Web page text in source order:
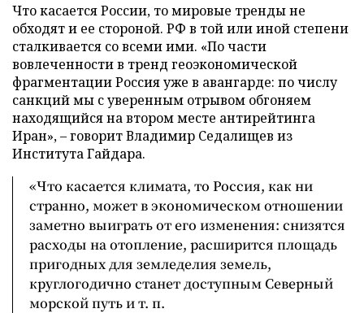
Что касается России, то мировые тренды не
обходят и ее стороной. РФ в той или иной степени
сталкивается со всеми ими. «По части
вовлеченности в тренд геоэкономической
фрагментации Россия уже в авангарде: по числу
санкций мы с уверенным отрывом обгоняем
находящийся на втором месте антирейтинга
Иран», – говорит Владимир Седалищев из
Института Гайдара.
«Что касается климата, то Россия, как ни
странно, может в экономическом отношении
заметно выиграть от его изменения: снизятся
расходы на отопление, расширится площадь
пригодных для земледелия земель,
круглогодично станет доступным Северный
морской путь и т. п.